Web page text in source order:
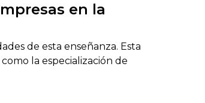
en la
de esta enseñanza. Esta
la especialización de